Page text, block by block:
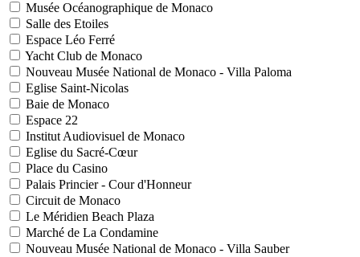
Musée Océanographique de Monaco
Salle des Etoiles
Espace Léo Ferré
Yacht Club de Monaco
Nouveau Musée National de Monaco - Villa Paloma
Eglise Saint-Nicolas
Baie de Monaco
Espace 22
Institut Audiovisuel de Monaco
Eglise du Sacré-Cœur
Place du Casino
Palais Princier - Cour d'Honneur
Circuit de Monaco
Le Méridien Beach Plaza
Marché de La Condamine
Nouveau Musée National de Monaco - Villa Sauber